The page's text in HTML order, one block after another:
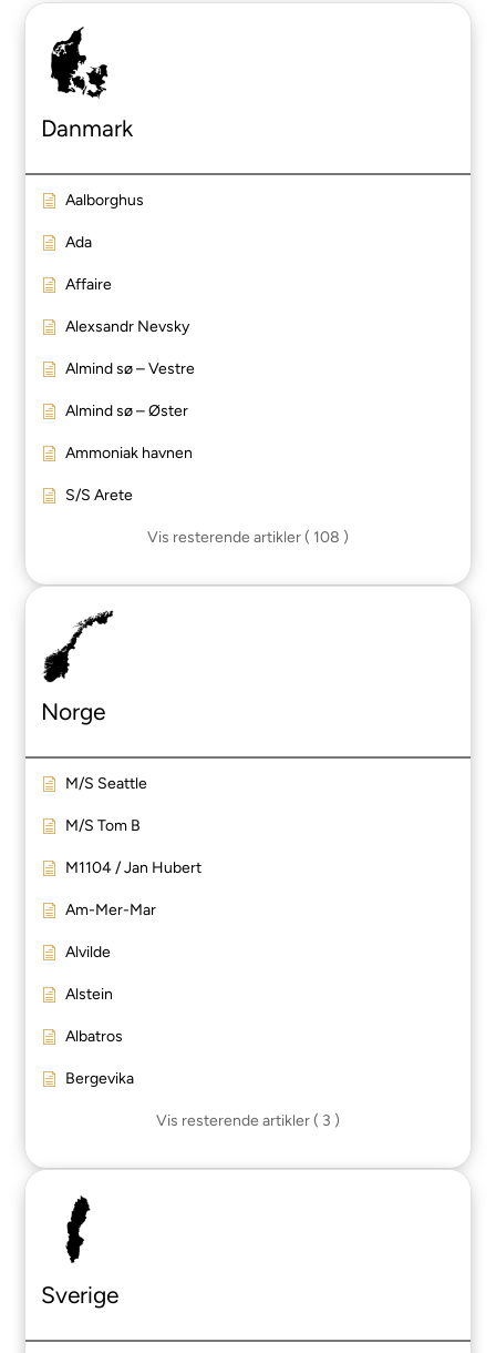
Danmark
Aalborghus
Ada
Affaire
Alexsandr Nevsky
Almind sø – Vestre
Almind sø – Øster
Ammoniak havnen
S/S Arete
Vis resterende artikler ( 108 )
Norge
M/S Seattle
M/S Tom B
M1104 / Jan Hubert
Am-Mer-Mar
Alvilde
Alstein
Albatros
Bergevika
Vis resterende artikler ( 3 )
Sverige